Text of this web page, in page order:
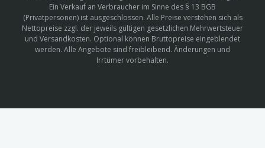
Ein Verkauf an Verbraucher im Sinne des § 13 BGB
(Privatpersonen) ist ausgeschlossen. Alle Preise verstehen sich als
Nettopreise zzgl. der jeweils gültigen gesetzlichen Mehrwertsteuer
und Versandkosten. Optional können Bruttopreise eingeblendet
werden. Alle Angebote sind freibleibend. Änderungen und
Irrtümer vorbehalten.